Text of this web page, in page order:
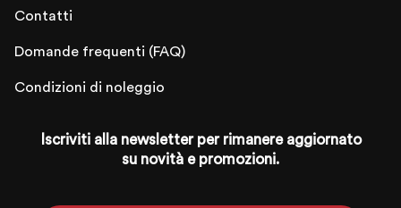
Contatti
Domande frequenti (FAQ)
Condizioni di noleggio
Iscriviti alla newsletter per rimanere aggiornato
su novità e promozioni.